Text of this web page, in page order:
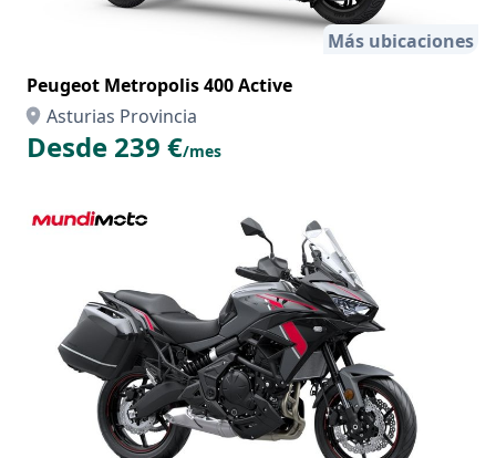
Más ubicaciones
Peugeot Metropolis 400 Active
Asturias Provincia
Desde 239 €/mes